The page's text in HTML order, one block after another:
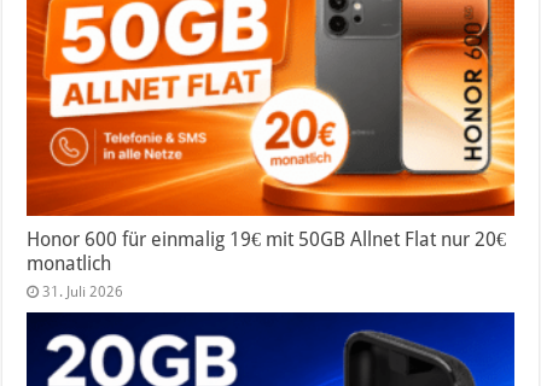
Honor 600 für einmalig 19€ mit 50GB Allnet Flat nur 20€
monatlich
31. Juli 2026